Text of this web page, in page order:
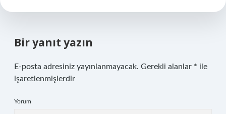
Bir yanıt yazın
E-posta adresiniz yayınlanmayacak. Gerekli alanlar * ile
işaretlenmişlerdir
Yorum